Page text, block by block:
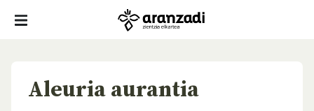
Aleuria aurantia